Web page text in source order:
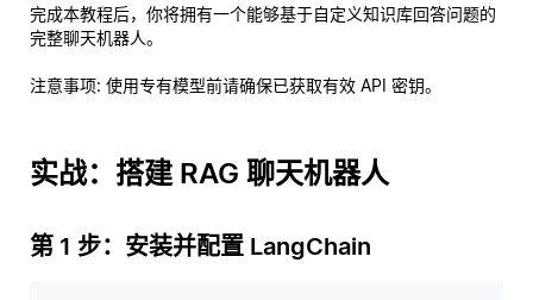
完成本教程后，你将拥有一个能够基于自定义知识库回答问题的
完整聊天机器人。
注意事项: 使用专有模型前请确保已获取有效 API 密钥。
实战：搭建 RAG 聊天机器人
第 1 步：安装并配置 LangChain